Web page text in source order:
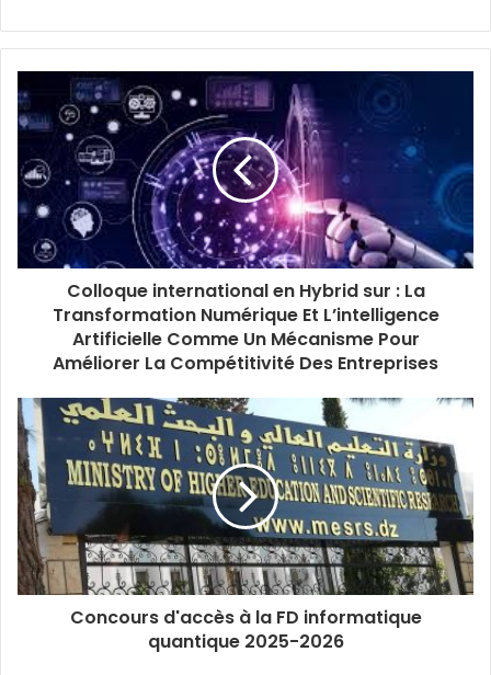
Colloque international en Hybrid sur : La
Transformation Numérique Et L’intelligence
Artificielle Comme Un Mécanisme Pour
Améliorer La Compétitivité Des Entreprises
Concours d'accès à la FD informatique
quantique 2025-2026